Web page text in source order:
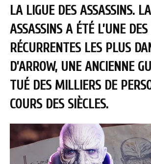
LA LIGUE DES ASSASSINS.
ASSASSINS A ÉTÉ L’UNE
RÉCURRENTES LES PLUS
D’ARROW, UNE ANCIENNE
TUÉ DES MILLIERS DE
COURS DES SIÈCLES.